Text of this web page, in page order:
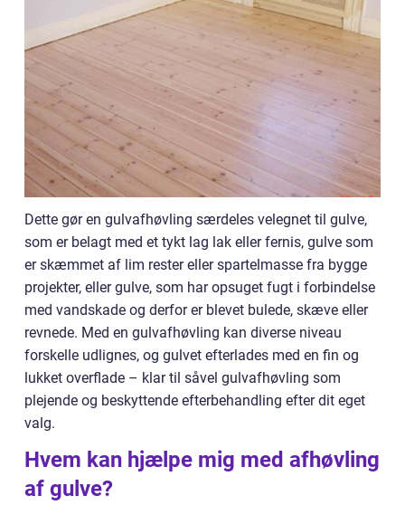
Dette gør en gulvafhøvling særdeles velegnet til gulve,
som er belagt med et tykt lag lak eller fernis, gulve som
er skæmmet af lim rester eller spartelmasse fra bygge
projekter, eller gulve, som har opsuget fugt i forbindelse
med vandskade og derfor er blevet bulede, skæve eller
revnede. Med en gulvafhøvling kan diverse niveau
forskelle udlignes, og gulvet efterlades med en fin og
lukket overflade – klar til såvel gulvafhøvling som
plejende og beskyttende efterbehandling efter dit eget
valg.
Hvem kan hjælpe mig med afhøvling
af gulve?